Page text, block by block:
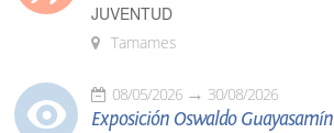
JUVENTUD
Tamames
08/05/2026 30/08/2026
Exposición Oswaldo Guayasamín